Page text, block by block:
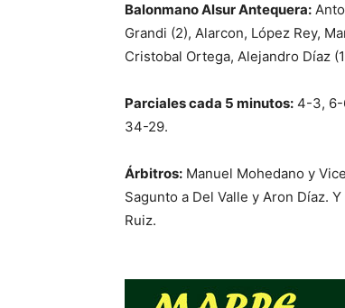
Balonmano Alsur Antequera:
Grandi (2), Alarcon, López Rey,
Cristobal Ortega, Alejandro Díaz
Parciales cada 5 minutos: 4-3, 6-
34-29.
Árbitros: Manuel Mohedano y
Sagunto a Del Valle y Aron Díaz.
Ruiz.